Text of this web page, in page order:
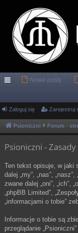
ce
Nowe posty
Zaloguj się Zarejestruj
Psioniczni Forum -
Psioniczni -
Ten tekst opisuje, w jaki
dalej „my”, „nas”,
zwane dalej „oni”, „ich”,
„phpBB Limited”,
„informacjami o tobie”
Informacje o tobie są
przeglądanie